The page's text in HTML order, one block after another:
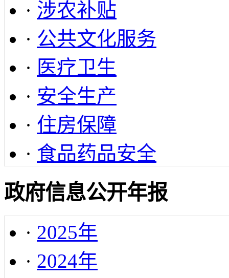
· 涉农补贴
· 公共文化服务
· 医疗卫生
· 安全生产
· 住房保障
· 食品药品安全
政府信息公开年报
· 2025年
· 2024年